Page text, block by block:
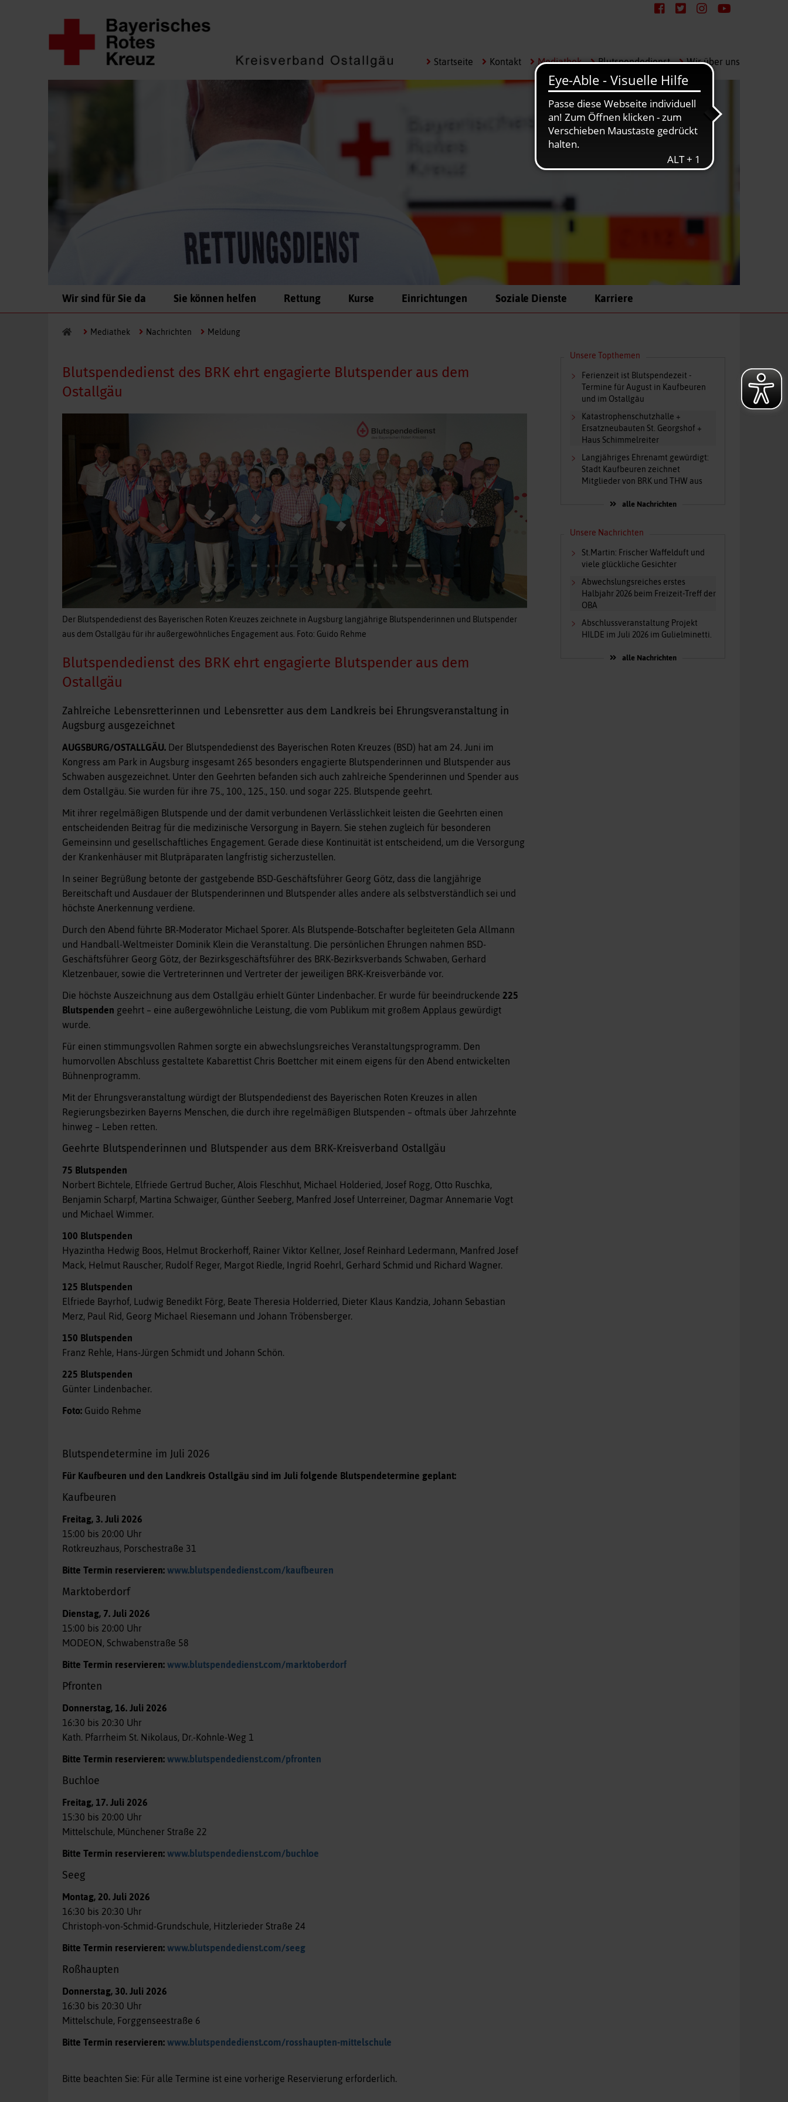
NavigationStartseite Kontakt Mediathek Blutspendedienst Wir über uns
Wir sind für Sie da Sie können helfen Rettung Kurse Einrichtungen Soziale Dienste Karriere
Mediathek Nachrichten Meldung
Blutspendedienst des BRK ehrt engagierte Blutspender aus dem
Ostallgäu
Der Blutspendedienst des Bayerischen Roten Kreuzes zeichnete in Augsburg langjährige Blutspenderinnen und Blutspender
aus dem Ostallgäu für ihr außergewöhnliches Engagement aus. Foto: Guido Rehme
Blutspendedienst des BRK ehrt engagierte Blutspender aus dem
Ostallgäu
Zahlreiche Lebensretterinnen und Lebensretter aus dem Landkreis bei Ehrungsveranstaltung in
Augsburg ausgezeichnet
AUGSBURG/OSTALLGÄU.Der Blutspendedienst des Bayerischen Roten Kreuzes (BSD) hat am 24. Juni im
Kongress am Park in Augsburg insgesamt 265 besonders engagierte Blutspenderinnen und Blutspender aus
Schwaben ausgezeichnet. Unter den Geehrten befanden sich auch zahlreiche Spenderinnen und Spender aus
dem Ostallgäu. Sie wurden für ihre 75., 100., 125., 150. und sogar 225. Blutspende geehrt.
Mit ihrer regelmäßigen Blutspende und der damit verbundenen Verlässlichkeit leisten die Geehrten einen
entscheidenden Beitrag für die medizinische Versorgung in Bayern. Sie stehen zugleich für besonderen
Gemeinsinn und gesellschaftliches Engagement. Gerade diese Kontinuität ist entscheidend, um die Versorgung
der Krankenhäuser mit Blutpräparaten langfristig sicherzustellen.
In seiner Begrüßung betonte der gastgebende BSD-Geschäftsführer Georg Götz, dass die langjährige
Bereitschaft und Ausdauer der Blutspenderinnen und Blutspender alles andere als selbstverständlich sei und
höchste Anerkennung verdiene.
Durch den Abend führte BR-Moderator Michael Sporer. Als Blutspende-Botschafter begleiteten Gela Allmann
und Handball-Weltmeister Dominik Klein die Veranstaltung. Die persönlichen Ehrungen nahmen BSD-
Geschäftsführer Georg Götz, der Bezirksgeschäftsführer des BRK-Bezirksverbands Schwaben, Gerhard
Kletzenbauer, sowie die Vertreterinnen und Vertreter der jeweiligen BRK-Kreisverbände vor.
Die höchste Auszeichnung aus dem Ostallgäu erhielt Günter Lindenbacher. Er wurde für beeindruckende 225
Blutspenden geehrt – eine außergewöhnliche Leistung, die vom Publikum mit großem Applaus gewürdigt
wurde.
Für einen stimmungsvollen Rahmen sorgte ein abwechslungsreiches Veranstaltungsprogramm. Den
humorvollen Abschluss gestaltete Kabarettist Chris Boettcher mit einem eigens für den Abend entwickelten
Bühnenprogramm.
Mit der Ehrungsveranstaltung würdigt der Blutspendedienst des Bayerischen Roten Kreuzes in allen
Regierungsbezirken Bayerns Menschen, die durch ihre regelmäßigen Blutspenden – oftmals über Jahrzehnte
hinweg – Leben retten.
Geehrte Blutspenderinnen und Blutspender aus dem BRK-Kreisverband Ostallgäu
75 Blutspenden
Norbert Bichtele, Elfriede Gertrud Bucher, Alois Fleschhut, Michael Holderied, Josef Rogg, Otto Ruschka,
Benjamin Scharpf, Martina Schwaiger, Günther Seeberg, Manfred Josef Unterreiner, Dagmar Annemarie Vogt
und Michael Wimmer.
100 Blutspenden
Hyazintha Hedwig Boos, Helmut Brockerhoff, Rainer Viktor Kellner, Josef Reinhard Ledermann, Manfred Josef
Mack, Helmut Rauscher, Rudolf Reger, Margot Riedle, Ingrid Roehrl, Gerhard Schmid und Richard Wagner.
125 Blutspenden
Elfriede Bayrhof, Ludwig Benedikt Förg, Beate Theresia Holderried, Dieter Klaus Kandzia, Johann Sebastian
Merz, Paul Rid, Georg Michael Riesemann und Johann Tröbensberger.
150 Blutspenden
Franz Rehle, Hans-Jürgen Schmidt und Johann Schön.
225 Blutspenden
Günter Lindenbacher.
Foto:Guido Rehme
Blutspendetermine im Juli 2026
Für Kaufbeuren und den Landkreis Ostallgäu sind im Juli folgende Blutspendetermine geplant:
Kaufbeuren
Freitag, 3. Juli 2026
15:00 bis 20:00 Uhr
Rotkreuzhaus, Porschestraße 31
Bitte Termin reservieren: www.blutspendedienst.com/kaufbeuren
Marktoberdorf
Dienstag, 7. Juli 2026
15:00 bis 20:00 Uhr
MODEON, Schwabenstraße 58
Bitte Termin reservieren: www.blutspendedienst.com/marktoberdorf
Pfronten
Donnerstag, 16. Juli 2026
16:30 bis 20:30 Uhr
Kath. Pfarrheim St. Nikolaus, Dr.-Kohnle-Weg 1
Bitte Termin reservieren: www.blutspendedienst.com/pfronten
Buchloe
Freitag, 17. Juli 2026
15:30 bis 20:00 Uhr
Mittelschule, Münchener Straße 22
Bitte Termin reservieren: www.blutspendedienst.com/buchloe
Seeg
Montag, 20. Juli 2026
16:30 bis 20:30 Uhr
Christoph-von-Schmid-Grundschule, Hitzlerieder Straße 24
Bitte Termin reservieren: www.blutspendedienst.com/seeg
Roßhaupten
Donnerstag, 30. Juli 2026
16:30 bis 20:30 Uhr
Mittelschule, Forggenseestraße 6
Bitte Termin reservieren: www.blutspendedienst.com/rosshaupten-mittelschule
Bitte beachten Sie: Für alle Termine ist eine vorherige Reservierung erforderlich.
Unsere Topthemen
Ferienzeit ist Blutspendezeit -
Termine für August in Kaufbeuren
und im Ostallgäu
Katastrophenschutzhalle +
Ersatzneubauten St. Georgshof +
Haus Schimmelreiter
Langjähriges Ehrenamt gewürdigt:
Stadt Kaufbeuren zeichnet
Mitglieder von BRK und THW aus
alle Nachrichten
Unsere Nachrichten
St.Martin: Frischer Waffelduft und
viele glückliche Gesichter
Abwechslungsreiches erstes
Halbjahr 2026 beim Freizeit-Treff der
OBA
Abschlussveranstaltung Projekt
HILDE im Juli 2026 im Gulielminetti.
alle Nachrichten